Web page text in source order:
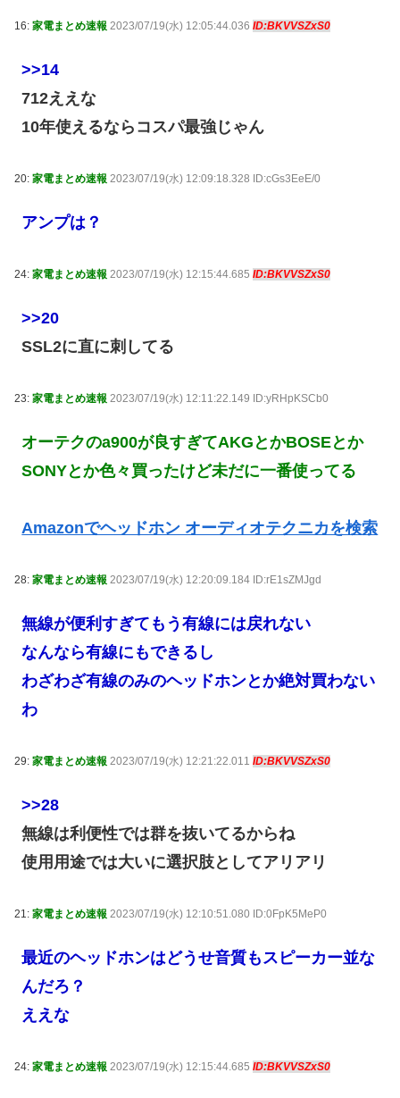
16: 家電まとめ速報 2023/07/19(水) 12:05:44.036 ID:BKVVSZxS0
>>14
712ええな
10年使えるならコスパ最強じゃん
20: 家電まとめ速報 2023/07/19(水) 12:09:18.328 ID:cGs3EeE/0
アンプは？
24: 家電まとめ速報 2023/07/19(水) 12:15:44.685 ID:BKVVSZxS0
>>20
SSL2に直に刺してる
23: 家電まとめ速報 2023/07/19(水) 12:11:22.149 ID:yRHpKSCb0
オーテクのa900が良すぎてAKGとかBOSEとか
SONYとか色々買ったけど未だに一番使ってる
Amazonでヘッドホン オーディオテクニカを検索
28: 家電まとめ速報 2023/07/19(水) 12:20:09.184 ID:rE1sZMJgd
無線が便利すぎてもう有線には戻れない
なんなら有線にもできるし
わざわざ有線のみのヘッドホンとか絶対買わない
わ
29: 家電まとめ速報 2023/07/19(水) 12:21:22.011 ID:BKVVSZxS0
>>28
無線は利便性では群を抜いてるからね
使用用途では大いに選択肢としてアリアリ
21: 家電まとめ速報 2023/07/19(水) 12:10:51.080 ID:0FpK5MeP0
最近のヘッドホンはどうせ音質もスピーカー並な
んだろ？
ええな
24: 家電まとめ速報 2023/07/19(水) 12:15:44.685 ID:BKVVSZxS0